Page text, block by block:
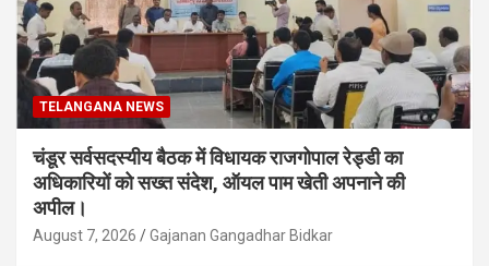
TELANGANA NEWS
चंडूर सर्वसदस्यीय बैठक में विधायक राजगोपाल रेड्डी का
अधिकारियों को सख्त संदेश, ऑयल पाम खेती अपनाने की
अपील।
August 7, 2026 Gajanan Gangadhar Bidkar